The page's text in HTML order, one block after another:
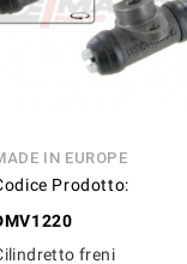
IN EUROPE
Prodotto:
freni